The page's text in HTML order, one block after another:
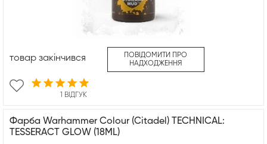
1 ВІДГУК
товар закінчився
ПОВІДОМИТИ ПРО
НАДХОДЖЕННЯ
Фарба Warhammer Colour (Citadel) TECHNICAL:
TESSERACT GLOW (18ML)